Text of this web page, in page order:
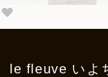
le fleuve いよ